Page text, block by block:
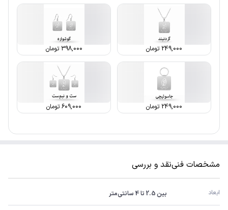
249,000 تومان 398,000 تومان
249,000 تومان 609,000تومان
مشخصات فنینقد و بررسی
ابعاد بین 2.5 تا 4 سانتی‌متر